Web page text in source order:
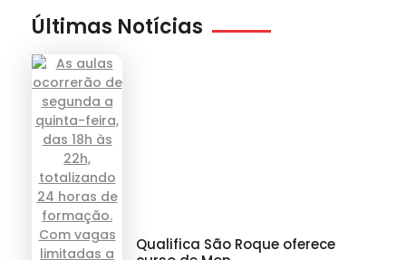
Últimas Notícias
Qualifica São Roque oferece